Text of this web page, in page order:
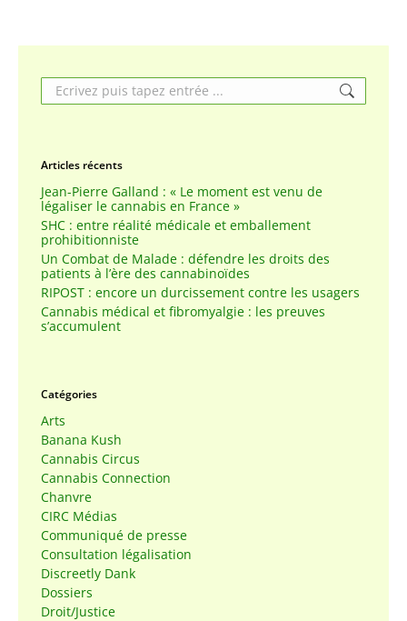
Search:
Articles récents
Jean-Pierre Galland : « Le moment est venu de
légaliser le cannabis en France »
SHC : entre réalité médicale et emballement
prohibitionniste
Un Combat de Malade : défendre les droits des
patients à l’ère des cannabinoïdes
RIPOST : encore un durcissement contre les usagers
Cannabis médical et fibromyalgie : les preuves
s’accumulent
Catégories
Arts
Banana Kush
Cannabis Circus
Cannabis Connection
Chanvre
CIRC Médias
Communiqué de presse
Consultation légalisation
Discreetly Dank
Dossiers
Droit/Justice